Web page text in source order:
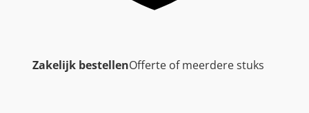
Zakelijk bestellenOfferte of meerdere stuks